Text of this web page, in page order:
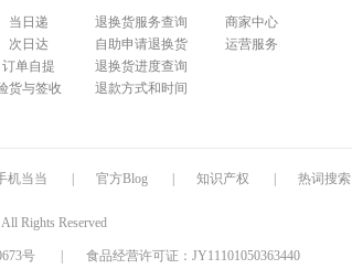
当日递
次日达
订单自提
货与签收
退换货服务查询
自助申请退换货
退换货进度查询
退款方式和时间
商家中心
运营服务
机当当 官方Blog 知识产权 热词搜索
Rights Reserved
号 食品经营许可证：JY11101050363440